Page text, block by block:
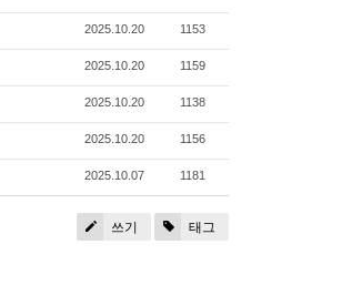
2025.10.20 1153
2025.10.20 1159
2025.10.20 1138
2025.10.20 1156
2025.10.07 1181
쓰기 태그